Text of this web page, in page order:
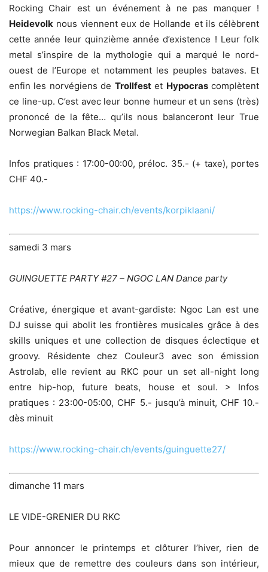
Rocking Chair est un événement à ne pas manquer !
Heidevolk nous viennent eux de Hollande et ils célèbrent
cette année leur quinzième année d’existence ! Leur folk
metal s’inspire de la mythologie qui a marqué le nord-
ouest de l’Europe et notamment les peuples bataves. Et
enfin les norvégiens de Trollfestet Hypocrascomplètent
ce line-up. C’est avec leur bonne humeur et un sens (très)
prononcé de la fête… qu’ils nous balanceront leur True
Norwegian Balkan Black Metal.
Infos pratiques : 17:00-00:00, préloc. 35.- (+ taxe), portes
CHF 40.-
https://www.rocking-chair.ch/events/korpiklaani/
samedi 3 mars
GUINGUETTE PARTY #27 – NGOC LAN Dance party
Créative, énergique et avant-gardiste: Ngoc Lan est une
DJ suisse qui abolit les frontières musicales grâce à des
skills uniques et une collection de disques éclectique et
groovy. Résidente chez Couleur3 avec son émission
Astrolab, elle revient au RKC pour un set all-night long
entre hip-hop, future beats, house et soul. > Infos
pratiques : 23:00-05:00, CHF 5.- jusqu’à minuit, CHF 10.-
dès minuit
https://www.rocking-chair.ch/events/guinguette27/
dimanche 11 mars
LE VIDE-GRENIER DU RKC
Pour annoncer le printemps et clôturer l’hiver, rien de
mieux que de remettre des couleurs dans son intérieur,